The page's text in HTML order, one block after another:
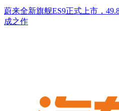
蔚来全新旗舰ES9正式上市，
成之作